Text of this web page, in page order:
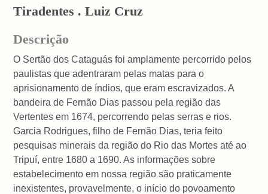
Tiradentes . Luiz Cruz
Descrição
O Sertão dos Cataguás foi amplamente percorrido pelos
paulistas que adentraram pelas matas para o
aprisionamento de índios, que eram escravizados. A
bandeira de Fernão Dias passou pela região das
Vertentes em 1674, percorrendo pelas serras e rios.
Garcia Rodrigues, filho de Fernão Dias, teria feito
pesquisas minerais da região do Rio das Mortes até ao
Tripuí, entre 1680 a 1690. As informações sobre
estabelecimento em nossa região são praticamente
inexistentes, provavelmente, o início do povoamento